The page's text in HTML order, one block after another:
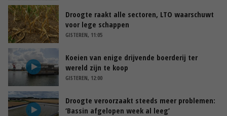
Droogte raakt alle sectoren, LTO waarschuwt
voor lege schappen
GISTEREN, 11:05
Koeien van enige drijvende boerderij ter
wereld zijn te koop
GISTEREN, 12:00
Droogte veroorzaakt steeds meer problemen:
‘Bassin afgelopen week al leeg’